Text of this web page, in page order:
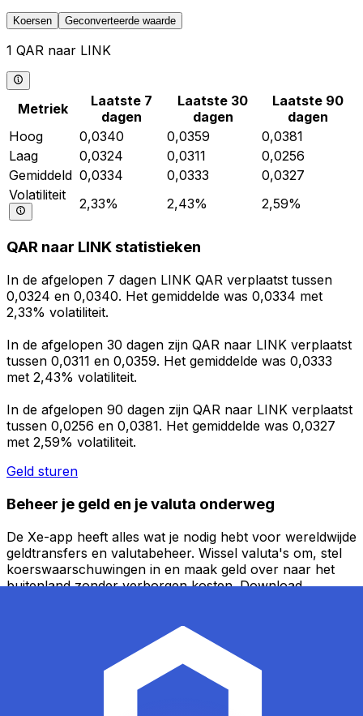
Koersen Geconverteerde waarde
1 QAR naar LINK
Metriek
Laatste 7
dagen
Laatste 30
dagen
Laatste 90
dagen
Hoog
0,0340 0,0359
0,0381
Laag
0,0324 0,0311
0,0256
Gemiddeld 0,0334 0,0333
0,0327
Volatiliteit
2,33% 2,43% 2,59%
QAR naar LINK statistieken
In de afgelopen 7 dagen LINK QAR verplaatst tussen
0,0324 en 0,0340. Het gemiddelde was 0,0334 met
2,33% volatiliteit.
In de afgelopen 30 dagen zijn QAR naar LINK verplaatst
tussen 0,0311 en 0,0359. Het gemiddelde was 0,0333
met 2,43% volatiliteit.
In de afgelopen 90 dagen zijn QAR naar LINK verplaatst
tussen 0,0256 en 0,0381. Het gemiddelde was 0,0327
met 2,59% volatiliteit.
Geld sturen
Beheer je geld en je valuta onderweg
De Xe-app heeft alles wat je nodig hebt voor wereldwijde
geldtransfers en valutabeheer. Wissel valuta's om, stel
koerswaarschuwingen in en maak geld over naar het
buitenland zonder verborgen kosten. Download